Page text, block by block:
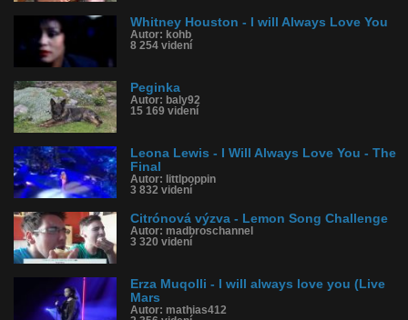
Whitney Houston - I will Always Love You
Autor: kohb
8 254 videní
Peginka
Autor: baly92
15 169 videní
Leona Lewis - I Will Always Love You - The
Final
Autor: littlpoppin
3 832 videní
Citrónová výzva - Lemon Song Challenge
Autor: madbroschannel
3 320 videní
Erza Muqolli - I will always love you (Live
Mars
Autor: mathias412